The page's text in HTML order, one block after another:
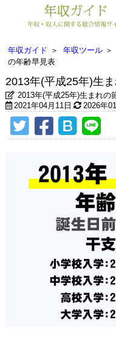
年収ガイド ＞ 年収ツール ＞
の年齢早見表
2013年(平成25年)生
2013年(平成25年)生まれの
2021年04月11日
2026年